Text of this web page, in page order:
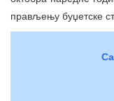
прављењу буџетске